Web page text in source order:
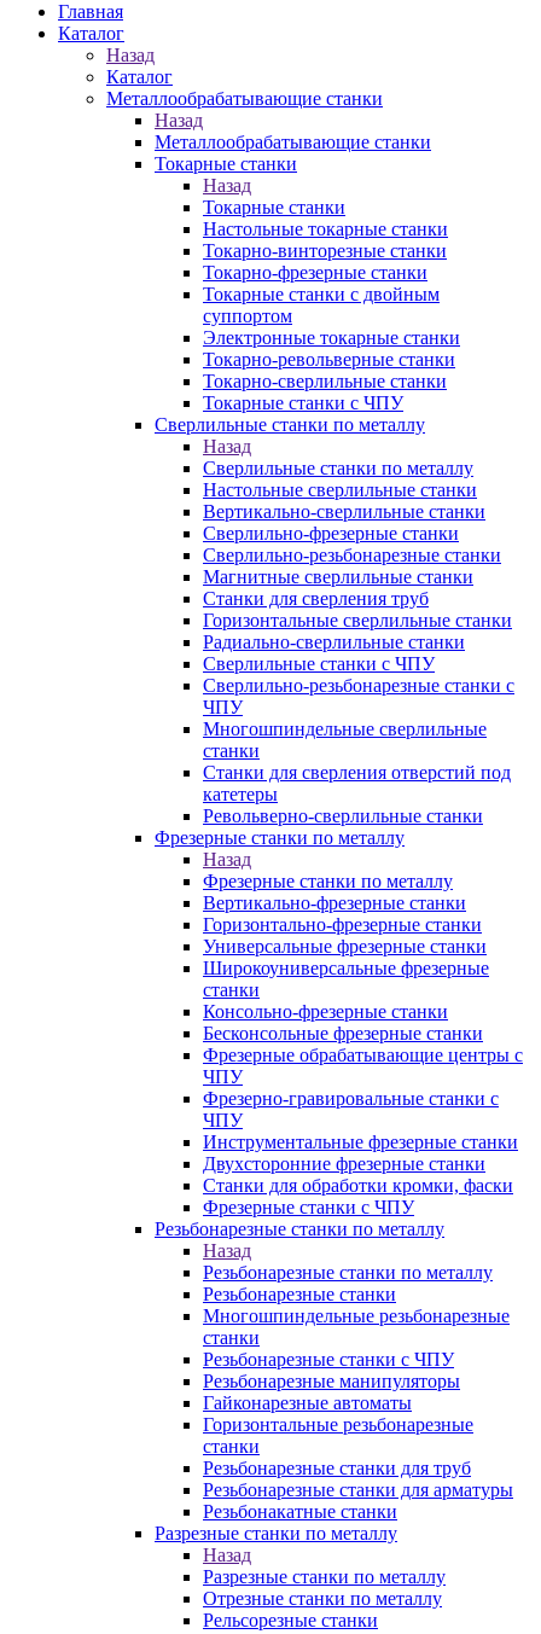
Главная
Каталог
Назад
Каталог
Металлообрабатывающие станки
Назад
Металлообрабатывающие станки
Токарные станки
Назад
Токарные станки
Настольные токарные станки
Токарно-винторезные станки
Токарно-фрезерные станки
Токарные станки с двойным
суппортом
Электронные токарные станки
Токарно-револьверные станки
Токарно-сверлильные станки
Токарные станки с ЧПУ
Сверлильные станки по металлу
Назад
Сверлильные станки по металлу
Настольные сверлильные станки
Вертикально-сверлильные станки
Сверлильно-фрезерные станки
Сверлильно-резьбонарезные станки
Магнитные сверлильные станки
Станки для сверления труб
Горизонтальные сверлильные станки
Радиально-сверлильные станки
Сверлильные станки с ЧПУ
Сверлильно-резьбонарезные станки с
ЧПУ
Многошпиндельные сверлильные
станки
Станки для сверления отверстий под
катетеры
Револьверно-сверлильные станки
Фрезерные станки по металлу
Назад
Фрезерные станки по металлу
Вертикально-фрезерные станки
Горизонтально-фрезерные станки
Универсальные фрезерные станки
Широкоуниверсальные фрезерные
станки
Консольно-фрезерные станки
Бесконсольные фрезерные станки
Фрезерные обрабатывающие центры с
ЧПУ
Фрезерно-гравировальные станки с
ЧПУ
Инструментальные фрезерные станки
Двухсторонние фрезерные станки
Станки для обработки кромки, фаски
Фрезерные станки с ЧПУ
Резьбонарезные станки по металлу
Назад
Резьбонарезные станки по металлу
Резьбонарезные станки
Многошпиндельные резьбонарезные
станки
Резьбонарезные станки с ЧПУ
Резьбонарезные манипуляторы
Гайконарезные автоматы
Горизонтальные резьбонарезные
станки
Резьбонарезные станки для труб
Резьбонарезные станки для арматуры
Резьбонакатные станки
Разрезные станки по металлу
Назад
Разрезные станки по металлу
Отрезные станки по металлу
Рельсорезные станки